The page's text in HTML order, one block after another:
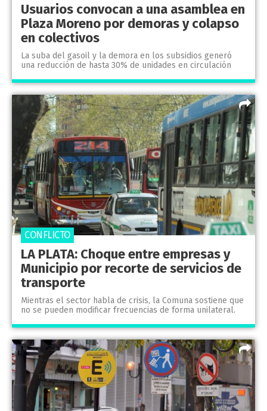
Usuarios convocan a una asamblea en
Plaza Moreno por demoras y colapso
en colectivos
La suba del gasoil y la demora en los subsidios generó
una reducción de hasta 30% de unidades en circulación
LA PLATA: Choque entre empresas y
Municipio por recorte de servicios de
transporte
Mientras el sector habla de crisis, la Comuna sostiene que
no se pueden modificar frecuencias de forma unilateral.
CONFLICTO